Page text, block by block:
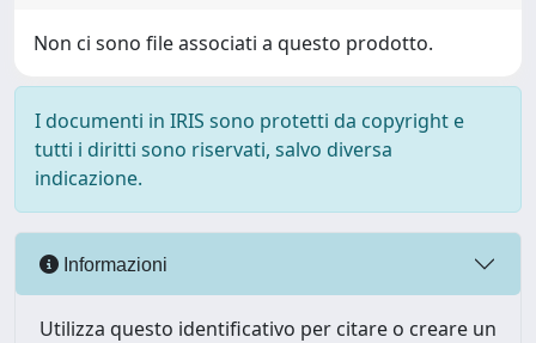
Non ci sono file associati a questo prodotto.
I documenti in IRIS sono protetti da copyright e
tutti i diritti sono riservati, salvo diversa
indicazione.
Informazioni
Utilizza questo identificativo per citare o creare un